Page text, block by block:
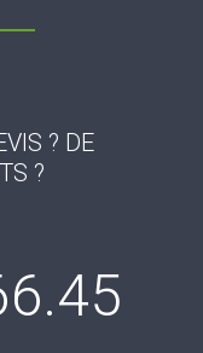
? DE
?